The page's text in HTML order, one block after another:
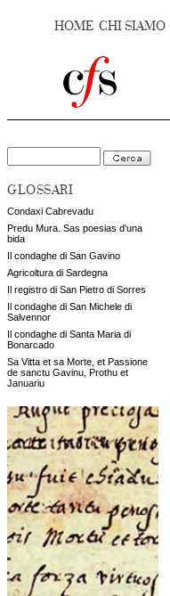
HOME CHI SIAMO
GLOSSARI
Condaxi Cabrevadu
Predu Mura. Sas poesias d'una
bida
Il condaghe di San Gavino
Agricoltura di Sardegna
Il registro di San Pietro di Sorres
Il condaghe di San Michele di
Salvennor
Il condaghe di Santa Maria di
Bonarcado
Sa Vitta et sa Morte, et Passione
de sanctu Gavinu, Prothu et
Januariu